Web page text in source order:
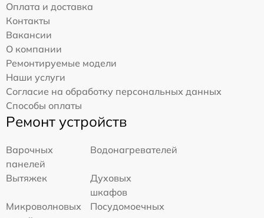
Оплата и доставка
Контакты
Вакансии
О компании
Ремонтируемые модели
Наши услуги
Согласие на обработку персональных данных
Способы оплаты
Ремонт устройств
Варочных
панелей
Водонагревателей
Вытяжек
Духовых
шкафов
Микроволновых
Посудомоечных